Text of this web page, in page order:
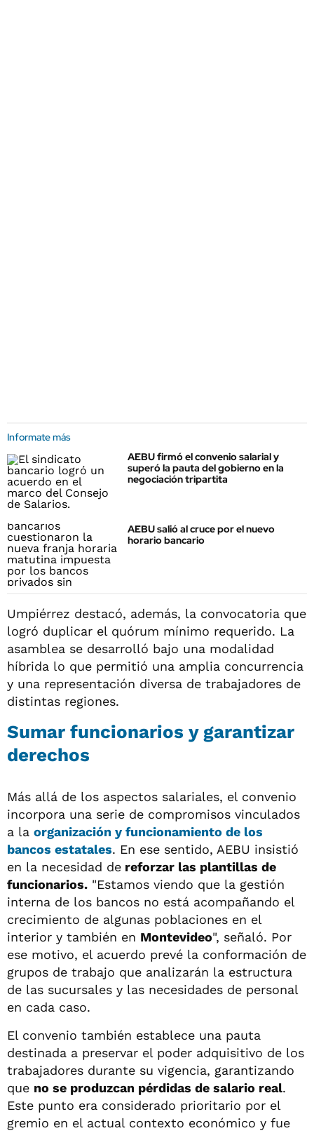
Informate más
AEBU firmó el convenio salarial y
superó la pauta del gobierno en la
negociación tripartita
AEBU salió al cruce por el nuevo
horario bancario
Umpiérrez destacó, además, la convocatoria que
logró duplicar el quórum mínimo requerido. La
asamblea se desarrolló bajo una modalidad
híbrida lo que permitió una amplia concurrencia
y una representación diversa de trabajadores de
distintas regiones.
Sumar funcionarios y garantizar
derechos
Más allá de los aspectos salariales, el convenio
incorpora una serie de compromisos vinculados
a la organización y funcionamiento de los
bancos estatales. En ese sentido, AEBU insistió
en la necesidad de reforzar las plantillas de
funcionarios. "Estamos viendo que la gestión
interna de los bancos no está acompañando el
crecimiento de algunas poblaciones en el
interior y también en Montevideo", señaló. Por
ese motivo, el acuerdo prevé la conformación de
grupos de trabajo que analizarán la estructura
de las sucursales y las necesidades de personal
en cada caso.
El convenio también establece una pauta
destinada a preservar el poder adquisitivo de los
trabajadores durante su vigencia, garantizando
que no se produzcan pérdidas de salario real.
Este punto era considerado prioritario por el
gremio en el actual contexto económico y fue